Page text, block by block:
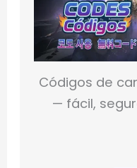
Códigos de
— fácil,